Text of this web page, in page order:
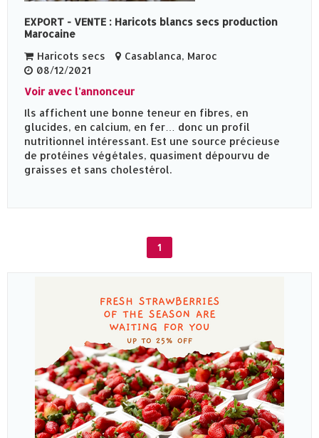
EXPORT - VENTE : Haricots blancs secs production
Marocaine
Haricots secs
Casablanca, Maroc
08/12/2021
Voir avec l'annonceur
Ils affichent une bonne teneur en fibres, en
glucides, en calcium, en fer… donc un profil
nutritionnel intéressant. Est une source précieuse
de protéines végétales, quasiment dépourvu de
graisses et sans cholestérol.
1